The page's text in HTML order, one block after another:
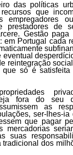
das políticas
que
empregadores
de
Gestão paga
Portugal cada
reintegração
que só é
fora do seu
as
ser-lhes-
que pagar
suas
dos